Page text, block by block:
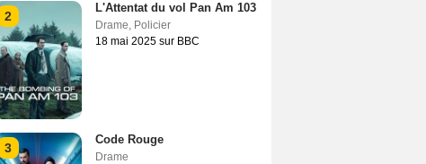
2
L'Attentat du vol Pan Am 103
Drame, Policier
18 mai 2025 sur BBC
3
Code Rouge
Drame